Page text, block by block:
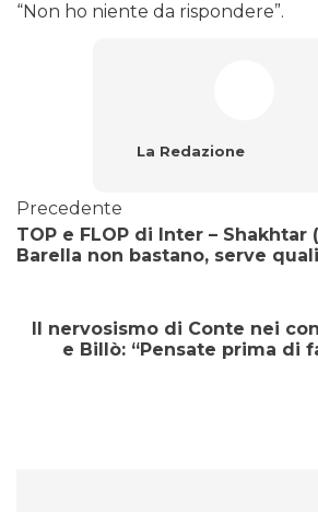
“Non ho niente da rispondere”.
La Redazione
Precedente
TOP e FLOP di Inter – Shakhtar
Barella non bastano, serve
Il nervosismo di Conte nei
e Billò: “Pensate prima di